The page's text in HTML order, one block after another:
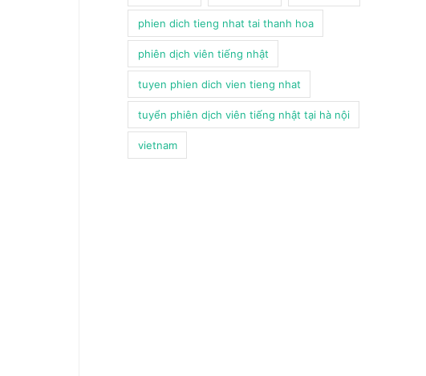
phien dich tieng nhat tai thanh hoa
phiên dịch viên tiếng nhật
tuyen phien dich vien tieng nhat
tuyển phiên dịch viên tiếng nhật tại hà nội
vietnam